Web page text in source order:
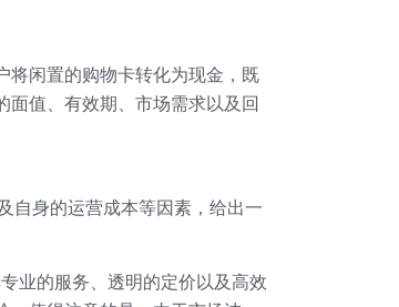
将闲置的购物卡转化为现金，既
面值、有效期、市场需求以及回
自身的运营成本等因素，给出一
业的服务、透明的定价以及高效